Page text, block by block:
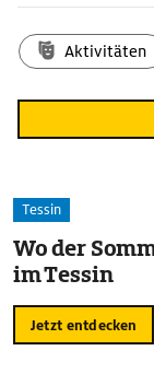
Aktivitäten
Tessin
Wo der
im Tessin
Jetzt entdecken